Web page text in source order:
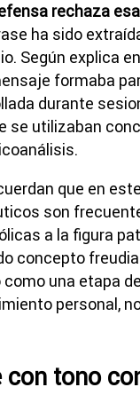
rechaza
ha sido
Según explica
formaba
durante
se utilizaban
que en
son
a la figura
concepto
como una etapa
personal,
con tono